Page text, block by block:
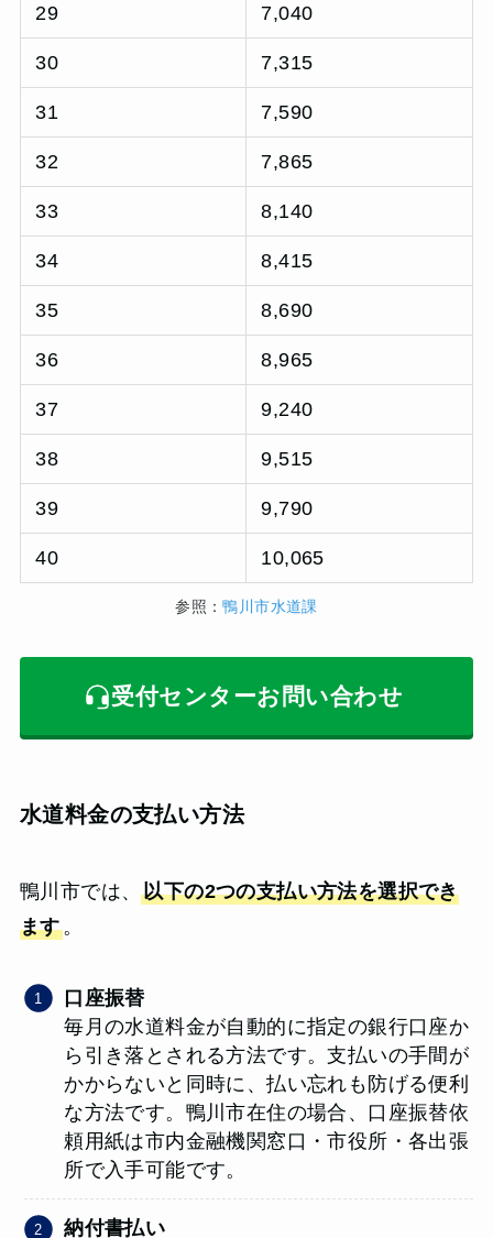
29 7,040
30 7,315
31 7,590
32 7,865
33 8,140
34 8,415
35 8,690
36 8,965
37 9,240
38 9,515
39 9,790
40 10,065
参照：鴨川市水道課
受付センターお問い合わせ
水道料金の支払い方法
鴨川市では、以下の2つの支払い方法を選択でき
ます。
口座振替
毎月の水道料金が自動的に指定の銀行口座か
ら引き落とされる方法です。支払いの手間が
かからないと同時に、払い忘れも防げる便利
な方法です。鴨川市在住の場合、口座振替依
頼用紙は市内金融機関窓口・市役所・各出張
所で入手可能です。
納付書払い